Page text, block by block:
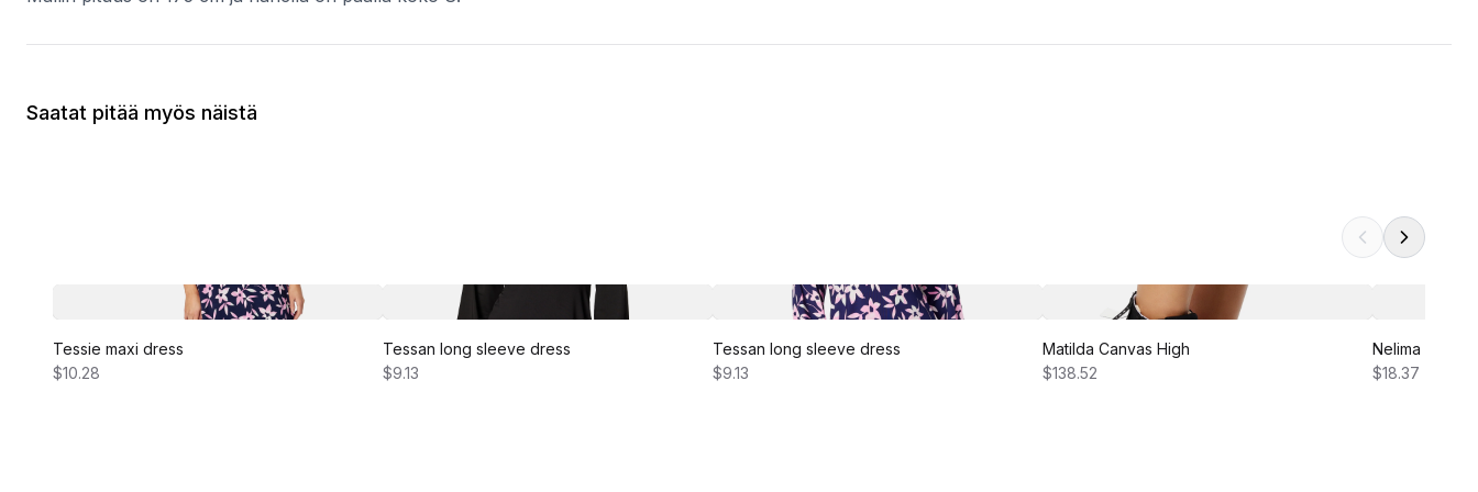
Saatat pitää myös näistä
Tessie maxi dress
$10.28
Tessan long sleeve dress
$9.13
Tessan long sleeve dress
$9.13
Matilda Canvas High
$138.52
Nelima Dress
$18.37